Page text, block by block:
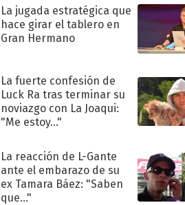
La jugada estratégica que
hace girar el tablero en
Gran Hermano
La fuerte confesión de
Luck Ra tras terminar su
noviazgo con La Joaqui:
"Me estoy..."
La reacción de L-Gante
ante el embarazo de su
ex Tamara Báez: "Saben
que..."